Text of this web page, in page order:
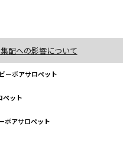
配への影響について
ーボアサロペット
ペット
ボアサロペット